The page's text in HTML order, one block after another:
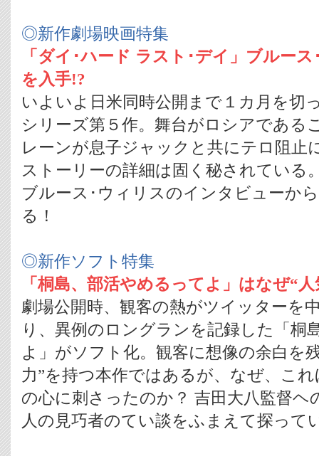
◎新作劇場映画特集
「ダイ･ハード ラスト･デイ」ブルー
を入手!?
いよいよ日米同時公開まで１カ月を切
シリーズ第５作。舞台がロシアである
レーンが息子ジャックと共にテロ阻止
ストーリーの詳細は固く秘されている
ブルース･ウィリスのインタビューか
る！
◎新作ソフト特集
「桐島、部活やめるってよ」はなぜ“
劇場公開時、観客の熱がツイッターを
り、異例のロングランを記録した「桐
よ」がソフト化。観客に想像の余白を
力”を持つ本作ではあるが、なぜ、こ
の心に刺さったのか？ 吉田大八監督ヘ
人の見巧者のてい談をふまえて探って